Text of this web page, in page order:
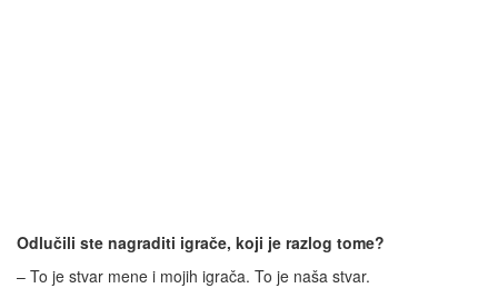
Odlučili ste nagraditi igrače, koji je razlog tome?
– To je stvar mene i mojih igrača. To je naša stvar.